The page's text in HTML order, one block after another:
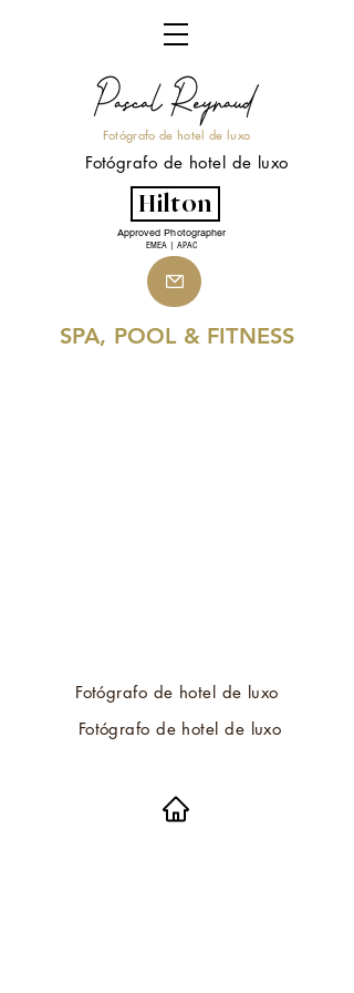
Fotógrafo de hotel de luxo
Approved Photographer
EMEA | APAC
Hilton
Fotógrafo de hotel de luxo
SPA, POOL & FITNESS
Fotógrafo de hotel de luxo
Fotógrafo de hotel de luxo